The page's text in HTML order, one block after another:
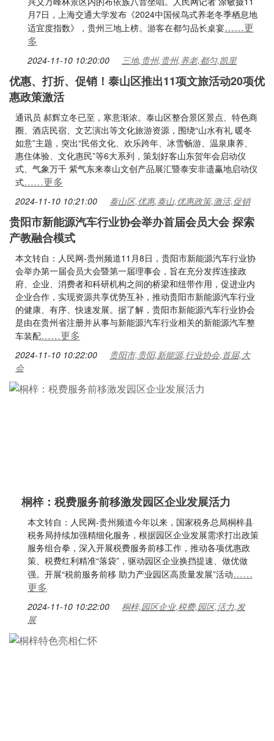
月7日，上海交通大学发布《2024中国候鸟式养老冬季栖息地
适宜度指数》，贵州三地上榜。游客在都匀品长桌宴……更
多
2024-11-10 10:20:00 三地,贵州,贵州,养老,都匀,凯里
优惠、打折、促销！泰山区推出11项文旅活动20项优
惠政策激活
通讯员 郝辉立冬已至，寒意渐浓。泰山区整合景区景点、特色商
圈、酒店民宿、文艺演出等文化旅游资源，围绕“山水有礼 暖冬
如意”主题，突出“民俗文化、欢乐跨年、冰雪畅游、温泉康养、
惠住体验、文化惠民”等6大系列，策划好客山东贺年会启动仪
式、气象万千 紫气东来泰山文创产品展汇暨泰安非遗赢地启动仪
式……更多
2024-11-10 10:21:00 泰山区,优惠,泰山,优惠政策,激活,促销
贵阳市新能源汽车行业协会举办首届会员大会 探索
产教融合模式
本文转自：人民网-贵州频道11月8日，贵阳市新能源汽车行业协
会举办第一届会员大会暨第一届理事会，旨在充分发挥连接政
府、企业、消费者和科研机构之间的桥梁和纽带作用，促进业内
企业合作，实现资源共享优势互补，推动贵阳市新能源汽车行业
的健康、有序、快速发展。据了解，贵阳市新能源汽车行业协会
是由在贵州省注册并从事与新能源汽车行业相关的新能源汽车整
车装配……更多
2024-11-10 10:22:00
贵阳市,贵阳,新能源,行业协会,首届,大
会
桐梓：税费服务前移激发园区企业发展活力
本文转自：人民网-贵州频道今年以来，国家税务总局桐梓县
税务局持续加强精细化服务，根据园区企业发展需求打出政策
服务组合拳，深入开展税费服务前移工作，推动各项优惠政
策、税费红利精准“落袋”，驱动园区企业换挡提速、做优做
强。开展“税前服务前移 助力产业园区高质量发展”活动……
更多
2024-11-10 10:22:00
桐梓,园区企业,税费,园区,活力,发
展